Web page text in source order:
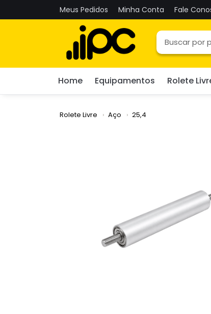
Meus Pedidos Minha Conta Fale
Home Equipamentos Rolete
Rolete Livre Aço 25,4